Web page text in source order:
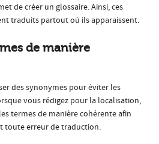
de créer un glossaire. Ainsi, ces
traduits partout où ils apparaissent.
de manière
des synonymes pour éviter les
vous rédigez pour la localisation,
termes de manière cohérente afin
toute erreur de traduction.